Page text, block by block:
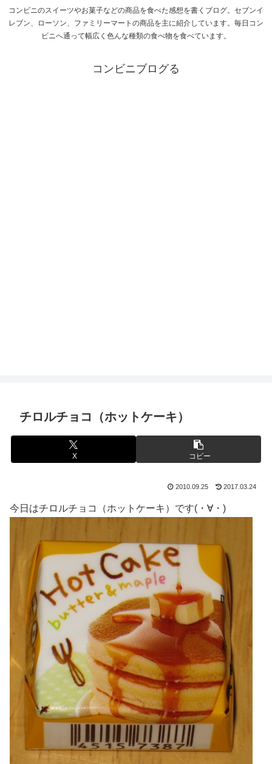
コンビニのスイーツやお菓子などの商品を食べた感想を書くブログ。セブンイ
レブン、ローソン、ファミリーマートの商品を主に紹介しています。毎日コン
ビニへ通って幅広く色んな種類の食べ物を食べています。
コンビニブログる
チロルチョコ（ホットケーキ）
X コピー
2010.09.25 2017.03.24
今日はチロルチョコ（ホットケーキ）です(・∀・)